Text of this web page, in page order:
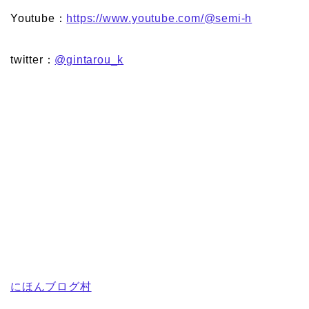
Youtube： https://www.youtube.com/@semi-h
twitter： @gintarou_k
にほんブログ村